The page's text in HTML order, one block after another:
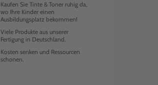
Kaufen Sie Tinte & Toner ruhig da,
wo Ihre Kinder einen
Ausbildungsplatz bekommen!
Viele Produkte aus unserer
Fertigung in Deutschland.
Kosten senken und Ressourcen
schonen.